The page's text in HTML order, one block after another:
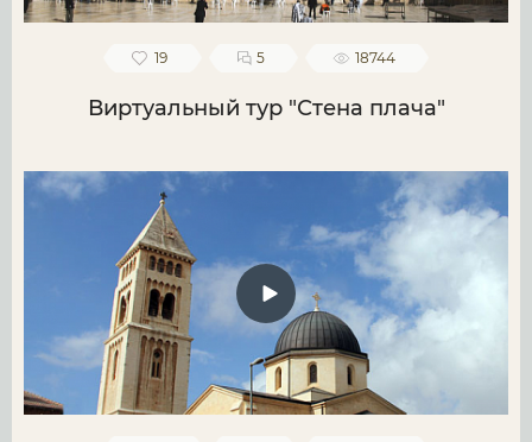
19 5 18744
Виртуальный тур "Стена плача"